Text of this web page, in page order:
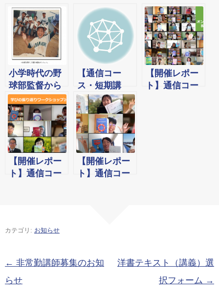
小学時代の野
球部監督から
学んだこと。
そして英語学
習と仕事、に
ついて。
【通信コー
ス・短期講
座】スタート
ダッシュ面
談・学習フォ
ローミニ面談
予約専用ペー
ジ
【開催レポー
ト】通信コー
【開催レポー
ト】通信コー
【開催レポー
ト】通信コー
カテゴリ: お知らせ
投稿ナビゲーション
← 非常勤講師募集のお知
らせ
洋書テキスト（講義）選
択フォーム →